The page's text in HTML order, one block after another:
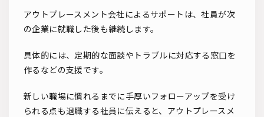
アウトプレースメント会社によるサポートは、社員が次
の企業に就職した後も継続します。
具体的には、定期的な面談やトラブルに対応する窓口を
作るなどの支援です。
新しい職場に慣れるまでに手厚いフォローアップを受け
られる点も退職する社員に伝えると、アウトプレースメ